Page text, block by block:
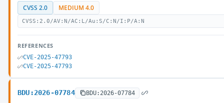
CVSS 2.0 MEDIUM 4.0
CVSS:2.0/AV:N/AC:L/Au:S/C:N/I:P/A:N
REFERENCES
CVE-2025-47793
CVE-2025-47793
BDU:2026-07784 BDU:2026-07784